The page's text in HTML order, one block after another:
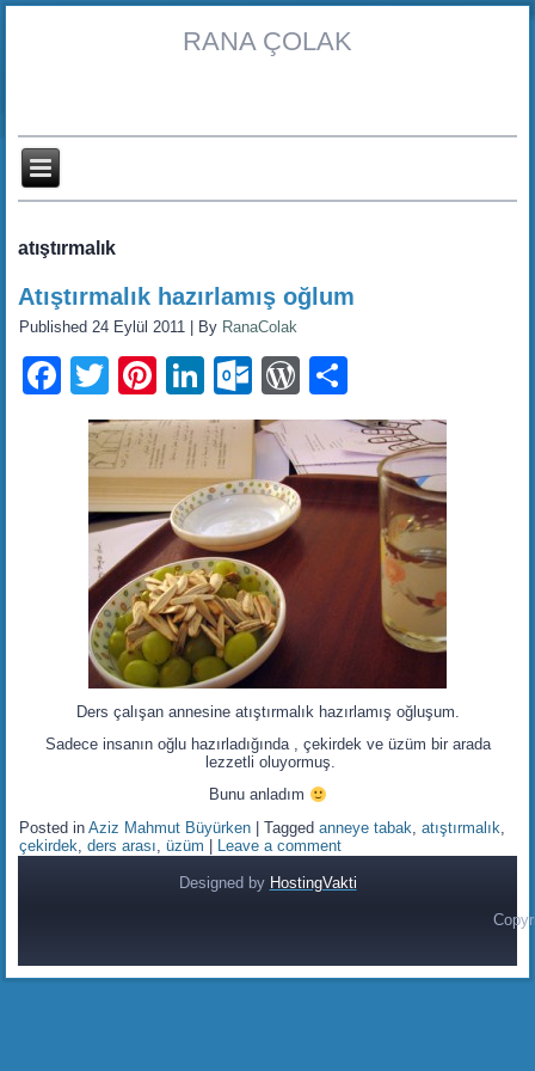
RANA ÇOLAK
atıştırmalık
Atıştırmalık hazırlamış oğlum
Published 24 Eylül 2011 By RanaColak
Facebook
TwitterPinterest
LinkedIn
Outlook.com
WordPress
Ders çalışan annesine atıştırmalık hazırlamış oğluşum.
Sadece insanın oğlu hazırladığında , çekirdek ve üzüm bir arada
lezzetli oluyormuş.
Bunu anladım
Posted in Aziz Mahmut Büyürken |Tagged anneye tabak,atıştırmalık,
çekirdek,ders arası,üzüm Leave a comment
Designed by HostingVakti